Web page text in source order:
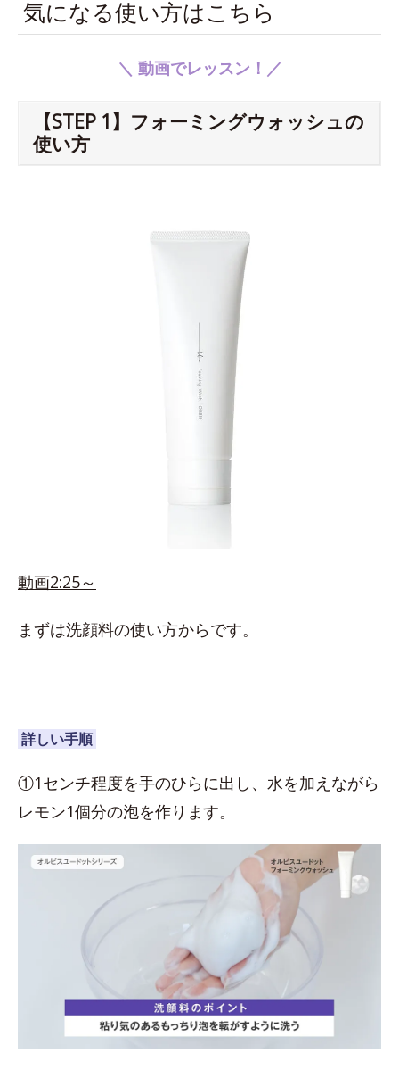
気になる使い方はこちら
＼ 動画でレッスン！／
【STEP 1】フォーミングウォッシュの
使い方
動画2:25～
まずは洗顔料の使い方からです。
詳しい手順
①1センチ程度を手のひらに出し、水を加えながら
レモン1個分の泡を作ります。